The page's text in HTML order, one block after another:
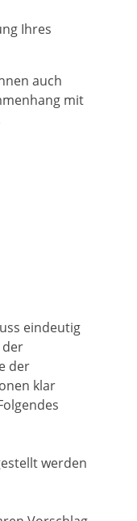
Ihres
auch
mit
eindeutig
der
der
klar
werden